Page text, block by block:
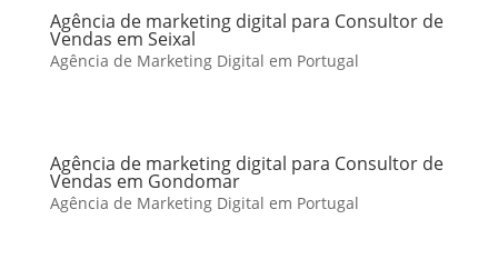
Agência de marketing digital para Consultor de
Vendas em Seixal
Agência de Marketing Digital em Portugal
Agência de marketing digital para Consultor de
Vendas em Gondomar
Agência de Marketing Digital em Portugal